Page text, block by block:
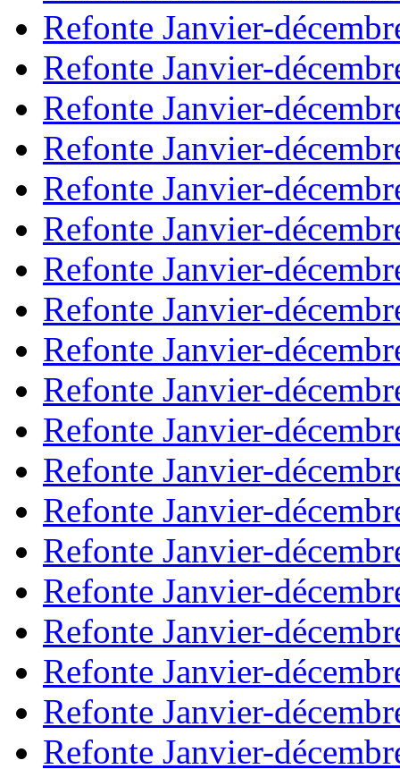
Refonte Janvier-
Refonte Janvier-
Refonte Janvier-
Refonte Janvier-
Refonte Janvier-
Refonte Janvier-
Refonte Janvier-
Refonte Janvier-
Refonte Janvier-
Refonte Janvier-
Refonte Janvier-
Refonte Janvier-
Refonte Janvier-
Refonte Janvier-
Refonte Janvier-
Refonte Janvier-
Refonte Janvier-
Refonte Janvier-
Refonte Janvier-